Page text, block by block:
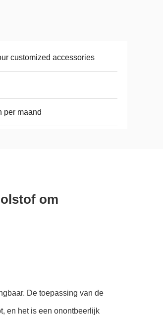
customized accessories
per maand
om
De toepassing van de
en het is een onontbeerlijk